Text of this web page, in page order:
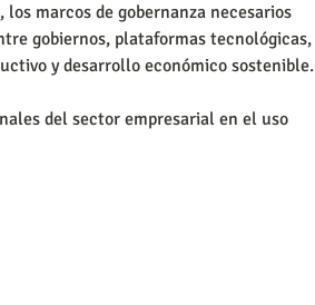
marcos de gobernanza necesarios
gobiernos, plataformas tecnológicas,
y desarrollo económico sostenible.
del sector empresarial en el uso